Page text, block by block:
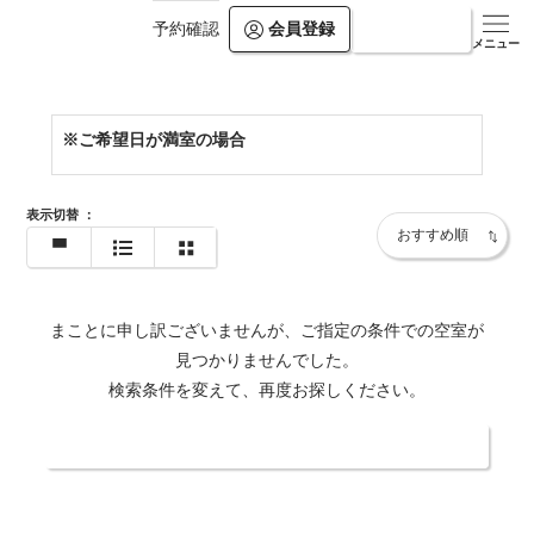
予約確認 会員登録
メニュー
https://www.villa-rikyu.jp/bekkan/
※ご希望日が満室の場合
表示切替 ：
まことに申し訳ございませんが、ご指定の条件での空室が
見つかりませんでした。
検索条件を変えて、再度お探しください。